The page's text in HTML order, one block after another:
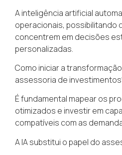
A inteligência artificial
operacionais, possibilitando
concentrem em decisões
personalizadas.
Como iniciar a
assessoria de
É fundamental mapear os
otimizados e investir em
compatíveis com as
A IA substitui o papel do